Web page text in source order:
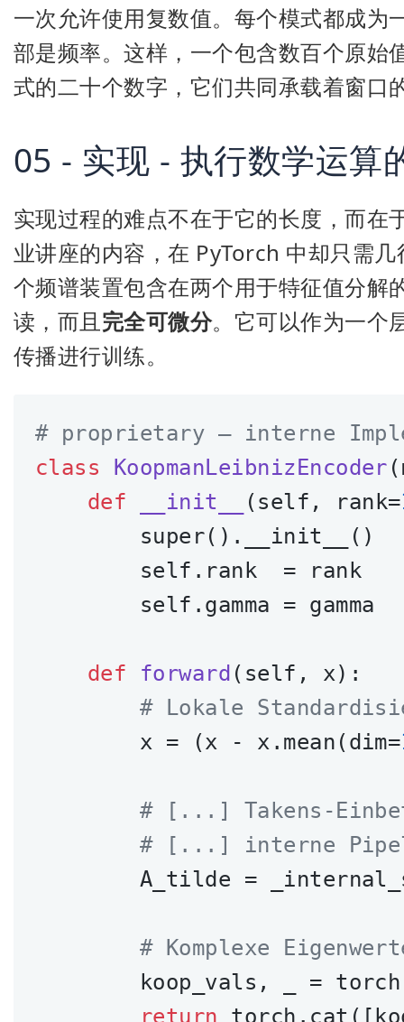
一次允许使用复数值。每个模式都成为
部是频率。这样，一个包含数百个原始
式的二十个数字，它们共同承载着窗口
05 - 实现 - 执行数学运算
实现过程的难点不在于它的长度，而在
业讲座的内容，在 PyTorch 中却只需
个频谱装置包含在两个用于特征值分解
读，而且完全可微分。它可以作为一个
传播进行训练。
# proprietary — interne
class
KoopmanLeibnizEncoder
def
__init__ (self, rank=
        super().__init__()
self.rank  =
self.gamma =
def forward (self, x) :
# Lokale
        x = (x - x.mean(dim=
# [...] Takens-
# [...] interne
A_tilde =
# Komplexe
koop_vals, _ =
return